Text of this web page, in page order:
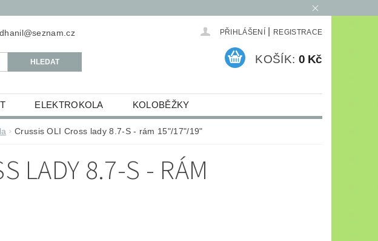
PŘIHLÁŠENÍ REGISTRACE
KOŠÍK: 0 Kč
ELEKTROKOLA KOLOBĚŽKY
HUDEBNINY ELEKTRO ARCHIV
Crussis OLI Cross lady 8.7-S - rám 15"/17"/19"
LADY 8.7-S - RÁM